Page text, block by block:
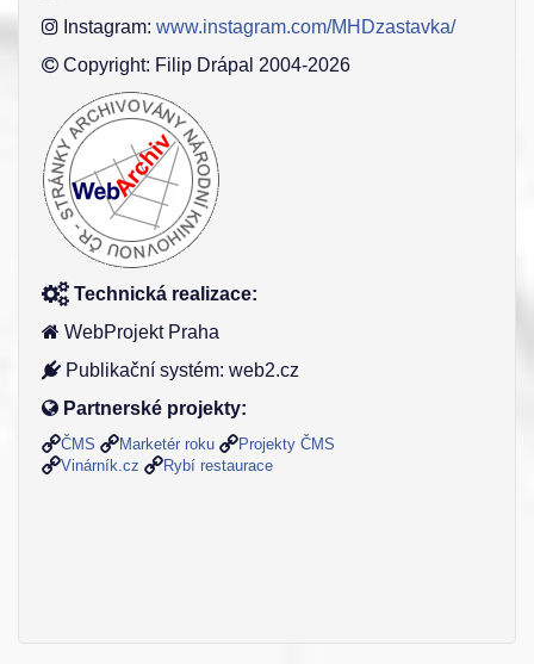
Instagram: www.instagram.com/MHDzastavka/
Copyright: Filip Drápal 2004-2026
Technická realizace:
WebProjekt Praha
Publikační systém: web2.cz
Partnerské projekty:
ČMS Marketér roku
Projekty ČMS
Vinárník.cz
Rybí restaurace